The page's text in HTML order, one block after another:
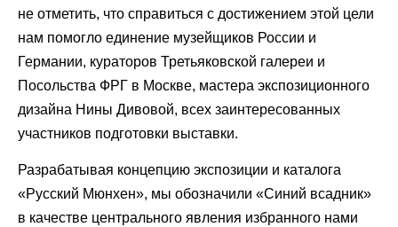
не отметить, что справиться с достижением этой цели
нам помогло единение музейщиков России и
Германии, кураторов Третьяковской галереи и
Посольства ФРГ в Москве, мастера экспозиционного
дизайна Нины Дивовой, всех заинтересованных
участников подготовки выставки.
Разрабатывая концепцию экспозиции и каталога
«Русский Мюнхен», мы обозначили «Синий всадник»
в качестве центрального явления избранного нами